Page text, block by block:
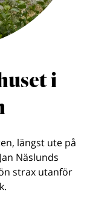
i
längst ute på
Näslunds
strax utanför